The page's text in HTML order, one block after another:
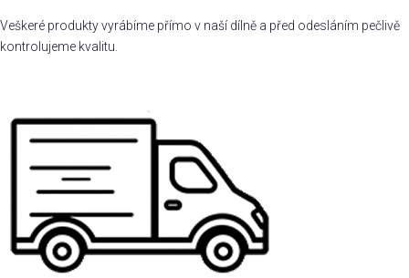
Veškeré produkty vyrábíme přímo v naší dílně a před odesláním pečlivě
kontrolujeme kvalitu.